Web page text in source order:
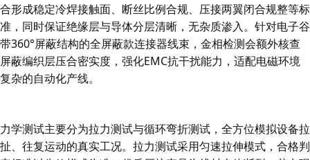
合形成稳定冷焊接触面、断丝比例合规、压接两翼闭合规整等标
准，同时保证绝缘层与导体分层清晰，无杂质渗入。针对电子谷
带360°屏蔽结构的全屏蔽款连接器线束，金相检测会额外核查
屏蔽编织层压合密实度，强化EMC抗干扰能力，适配电磁环境
复杂的自动化产线。
力学测试主要分为拉力测试与循环弯折测试，全方位模拟设备拉
扯、往复运动的真实工况。拉力测试采用匀速拉伸模式，合格判